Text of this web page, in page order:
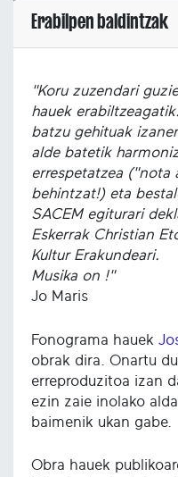
Erabilpen baldintzak
"Koru zuzendari
hauek
batzu gehituak
alde batetik
errespetatzea ("nota
behintzat!) eta
SACEM egiturari
Eskerrak Christian
Kultur Erakundeari.
Musika on !"
Jo Maris
Fonograma hauek
obrak dira. Onartu
erreproduzitoa izan
ezin zaie inolako
baimenik ukan gabe.
Obra hauek